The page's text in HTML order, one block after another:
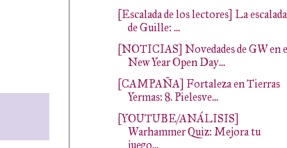
[Escalada de los lectores] La escalada
de Guille: ...
[NOTICIAS] Novedades de GW en
New Year Open Day...
[CAMPAÑA] Fortaleza en Tierras
Yermas: 8. Pielesve...
[YOUTUBE/ANÁLISIS]
Warhammer Quiz: Mejora tu
juego...